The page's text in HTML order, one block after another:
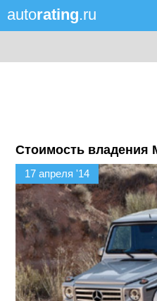
autorating.ru
Стоимость владения
17 апреля '14